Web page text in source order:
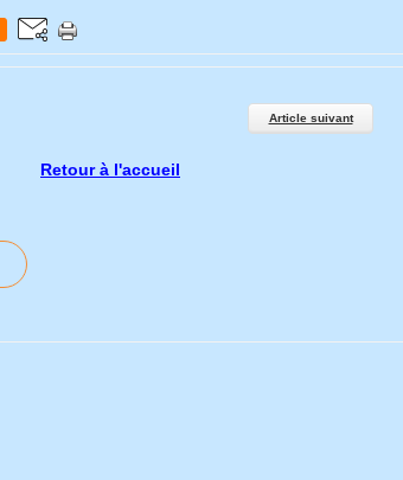
Article suivant
Retour à l'accueil